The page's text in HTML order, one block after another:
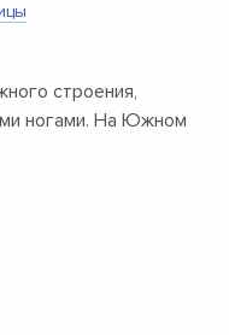
строения,
ногами. На Южном